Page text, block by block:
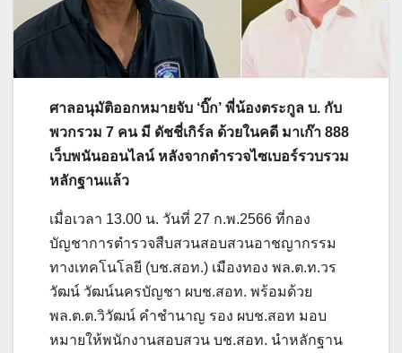
ศาลอนุมัติออกหมายจับ ‘บิ๊ก’ พี่น้องตระกูล บ. กับ
พวกรวม 7 คน มี ดัชชี่เกิร์ล ด้วยในคดี มาเก๊า 888
เว็บพนันออนไลน์ หลังจากตำรวจไซเบอร์รวบรวม
หลักฐานแล้ว
เมื่อเวลา 13.00 น. วันที่ 27 ก.พ.2566 ที่กอง
บัญชาการตำรวจสืบสวนสอบสวนอาชญากรรม
ทางเทคโนโลยี (บช.สอท.) เมืองทอง พล.ต.ท.วร
วัฒน์ วัฒน์นครบัญชา ผบช.สอท. พร้อมด้วย
พล.ต.ต.วิวัฒน์ คําชํานาญ รอง ผบช.สอท มอบ
หมายให้พนักงานสอบสวน บช.สอท. นำหลักฐาน